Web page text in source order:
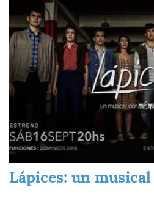
Lápices: un